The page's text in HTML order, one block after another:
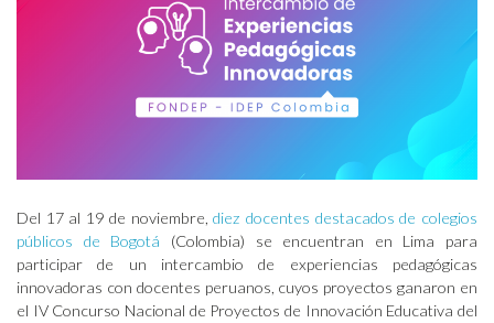
Del 17 al 19 de noviembre,diez docentes destacados de colegios
públicos de Bogotá (Colombia) se encuentran en Lima para
participar de un intercambio de experiencias pedagógicas
innovadoras con docentes peruanos, cuyos proyectos ganaron en
el IV Concurso Nacional de Proyectos de Innovación Educativa del